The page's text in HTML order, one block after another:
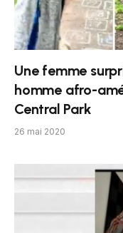
Une femme
homme afro-
Central Park
26 mai 2020